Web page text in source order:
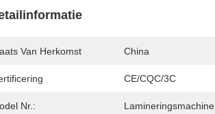
Van Herkomst China
CE/CQC/3C
Nr.: Lamineringsmachine